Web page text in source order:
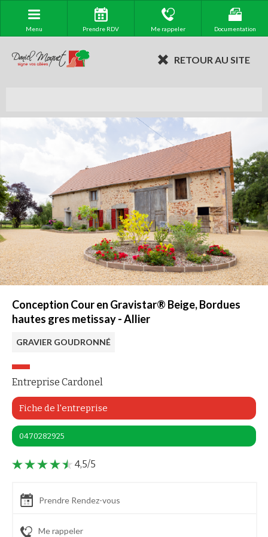
Menu Prendre RDV Me rappeler Documentation
RETOUR AU SITE
Conception Cour en Gravistar® Beige, Bordues
hautes gres metissay - Allier
GRAVIER GOUDRONNÉ
Entreprise Cardonel
Fiche de l'entreprise
0470282925
4,5/5
Prendre Rendez-vous
Me rappeler